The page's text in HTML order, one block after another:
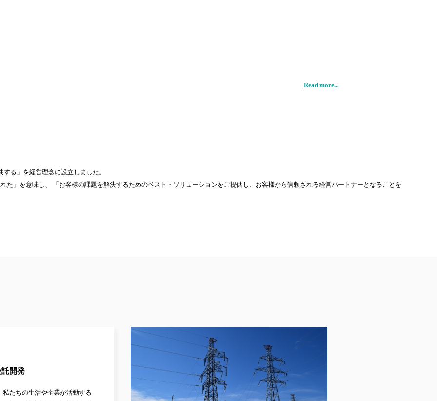
Read more...
る」を経営理念に設立しました。
た」を意味し、 「お客様の課題を解決するためのベスト・ソリューションをご提供し、お客様から信頼される経営パートナーとなることを
開発
たちの生活や企業が活動する